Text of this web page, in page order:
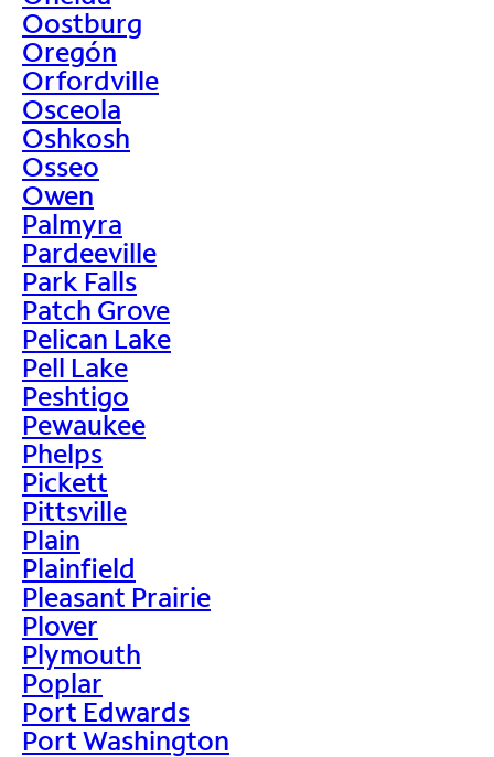
Oostburg
Oregón
Orfordville
Osceola
Oshkosh
Osseo
Owen
Palmyra
Pardeeville
Park Falls
Patch Grove
Pelican Lake
Pell Lake
Peshtigo
Pewaukee
Phelps
Pickett
Pittsville
Plain
Plainfield
Pleasant Prairie
Plover
Plymouth
Poplar
Port Edwards
Port Washington